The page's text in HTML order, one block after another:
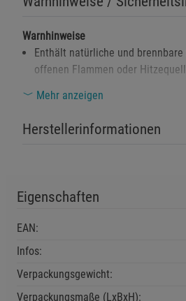
Warnhinweise
Enthält natürliche und
offenen Flammen oder
Gesundheitsrisiko bei direktem
Von Kindern fernhalten. Nicht
Sicherheitshinweise
Ansammlung von Rauch zu
Mehr anzeigen
Herstellerinformationen
Eigenschaften
EAN:
Infos:
Verpackungsgewicht:
Verpackungsmaße (LxBxH):